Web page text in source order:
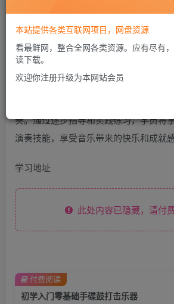
课程介绍
“初学入门零基础手碟鼓打击乐器”课程适
手碟鼓打击乐器。学员将学习基础节奏
奏。通过逐步指导和实践练习，学员将
演奏技能，享受音乐带来的快乐和成就感
学习地址
此处内容已隐藏，请付
初学入门零基础手碟鼓打击乐器
付费阅读
本站提供各类互联网项目，网盘资源
看最鲜网，整合全网各类资源。应有尽有
读下载。
欢迎你注册升级为本网站会员